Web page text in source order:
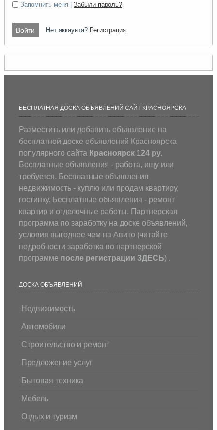
Запомнить меня | Забыли пароль?
Нет аккаунта? Регистрация
БЕСПЛАТНАЯ ДОСКА ОБЪЯВЛЕНИЙ САЙТ КРАСНОЯРСКА
Разместить или добавить объявление на
бесплатной доске объявлений Красноярска
популярного сайта Красноярск 124 ру.
Бесплатные объявления - работа, ищу или
требуется. Бесплатные объявления
недвижимость - куплю или продам квартиру,
гостинку. Бесплатные объявления - ремонт
квартир и отделочные работы. Партнерская
программа по заработку на доске объявлений,
условия выгоднее чем на Авито (читайте
подробности заработка по партнерской
программе после регистрации ЗДЕСЬ) .
ДОСКА ОБЪЯВЛЕНИЙ
Недвижимость
Автомобили
Строительство и ремонт
Предложение услуг
Бытовая техника
Мебель
Отдых и туризм